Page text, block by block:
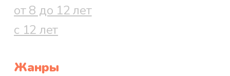
от 8 до 12 лет
с 12 лет
Жанры